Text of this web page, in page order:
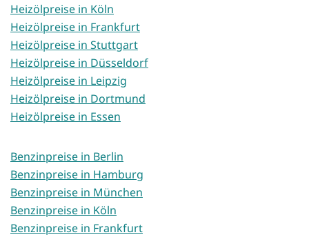
Heizölpreise in Köln
Heizölpreise in Frankfurt
Heizölpreise in Stuttgart
Heizölpreise in Düsseldorf
Heizölpreise in Leipzig
Heizölpreise in Dortmund
Heizölpreise in Essen
Benzinpreise in Berlin
Benzinpreise in Hamburg
Benzinpreise in München
Benzinpreise in Köln
Benzinpreise in Frankfurt